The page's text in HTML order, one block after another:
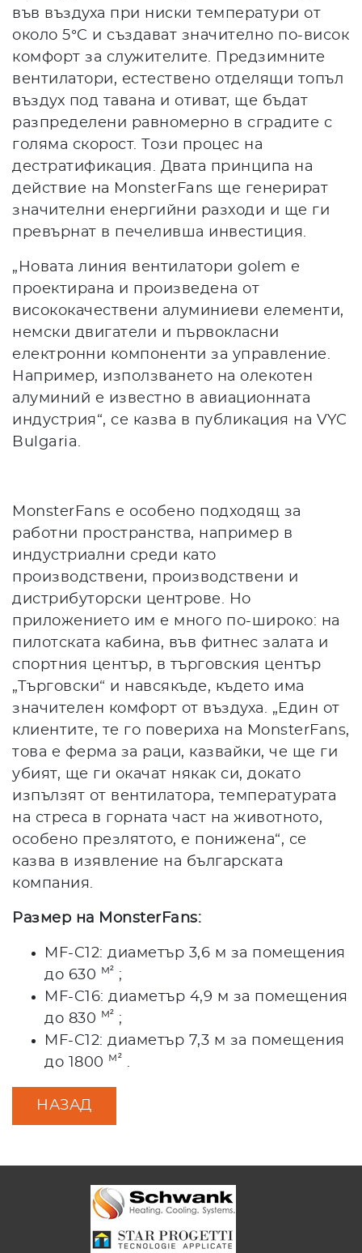
във въздуха при ниски температури от
около 5°C и създават значително по-висок
комфорт за служителите. Предзимните
вентилатори, естествено отделящи топъл
въздух под тавана и отиват, ще бъдат
разпределени равномерно в сградите с
голяма скорост. Този процес на
дестратификация. Двата принципа на
действие на MonsterFans ще генерират
значителни енергийни разходи и ще ги
превърнат в печеливша инвестиция.
„Новата линия вентилатори golem е
проектирана и произведена от
висококачествени алуминиеви елементи,
немски двигатели и първокласни
електронни компоненти за управление.
Например, използването на олекотен
алуминий е известно в авиационната
индустрия“, се казва в публикация на VYC
Bulgaria.
MonsterFans е особено подходящ за
работни пространства, например в
индустриални среди като
производствени, производствени и
дистрибуторски центрове. Но
приложението им е много по-широко: на
пилотската кабина, във фитнес залата и
спортния център, в търговския център
„Търговски“ и навсякъде, където има
значителен комфорт от въздуха. „Един от
клиентите, те го повериха на MonsterFans,
това е ферма за раци, казвайки, че ще ги
убият, ще ги окачат някак си, докато
изпълзят от вентилатора, температурата
на стреса в горната част на животното,
особено презлятото, е понижена“, се
казва в изявление на българската
компания.
Размер на MonsterFans:
MF-C12: диаметър 3,6 м за помещения
до 630 м² ;
MF-C16: диаметър 4,9 м за помещения
до 830 м² ;
MF-C12: диаметър 7,3 м за помещения
до 1800 м² .
НАЗАД